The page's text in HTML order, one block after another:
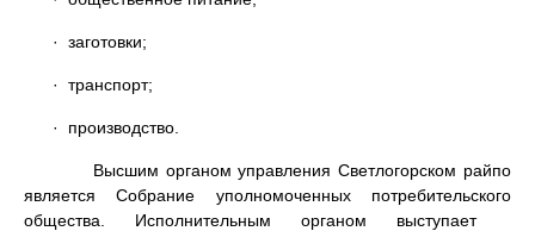
· заготовки;
· транспорт;
· производство.
Высшим органом управления Светлогорском райпо
является Собрание уполномоченных потребительского
общества. Исполнительным органом выступает